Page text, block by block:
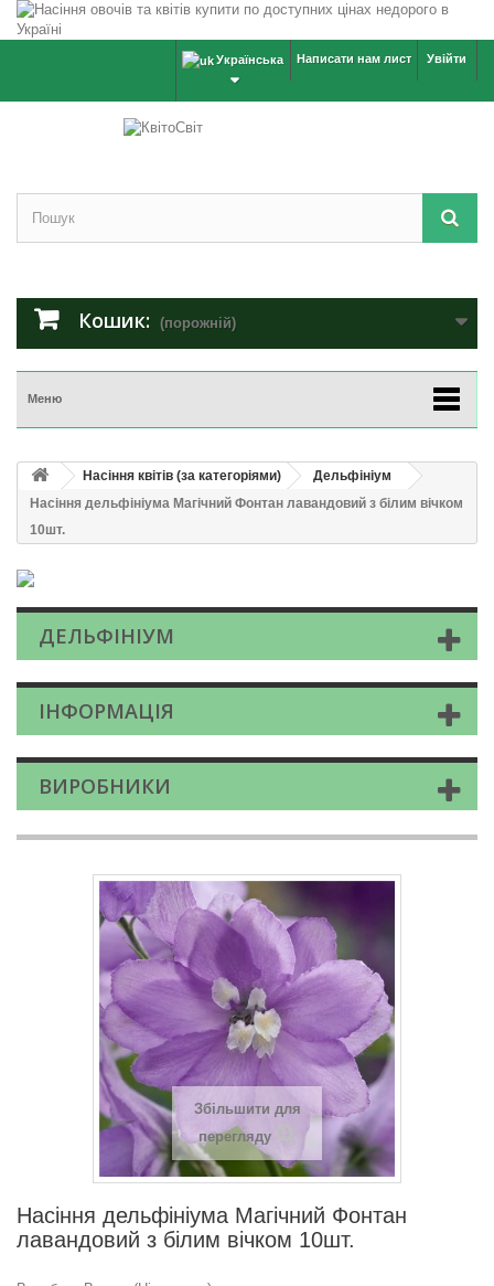
Увійти
Написати нам лист
Українська
Кошик: (порожній)
Меню
Насіння квітів (за категоріями)
Дельфініум
Насіння дельфініума Магічний Фонтан лавандовий з білим вічком
10шт.
ДЕЛЬФІНІУМ
ІНФОРМАЦІЯ
ВИРОБНИКИ
Збільшити для
перегляду
Насіння дельфініума Магічний Фонтан
лавандовий з білим вічком 10шт.